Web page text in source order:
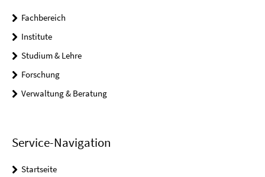
Fachbereich
Institute
Studium & Lehre
Forschung
Verwaltung & Beratung
Service-Navigation
Startseite